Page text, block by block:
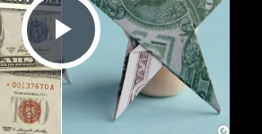
Play Video